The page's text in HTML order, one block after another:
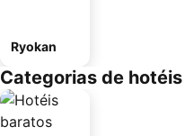
Ryokan
Categorias de